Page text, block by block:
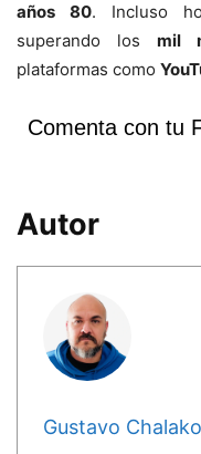
años 80. Incluso
superando los mil
plataformas como
Comenta con tu
Autor
Gustavo